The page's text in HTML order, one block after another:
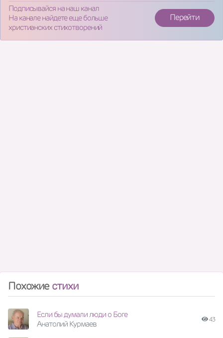
Подписывайся на наш канал
На канале найдете еще больше
христианских стихотворений
Перейти
Похожие стихи
Если бы думали люди о Боге
Анатолий Курмаев
43